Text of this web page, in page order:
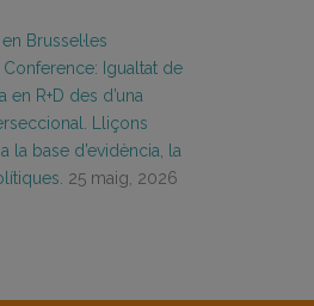
Brussel·les
Conference: Igualtat de
R+D des d’una
Lliçons
la base d’evidència, la
25 maig, 2026